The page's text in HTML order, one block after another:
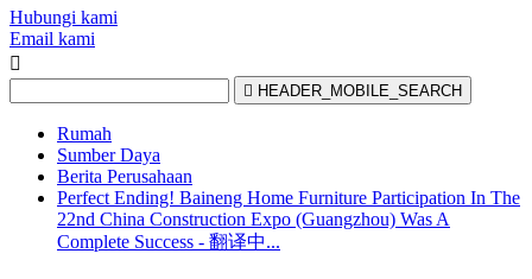
Hubungi kami
Email kami

 HEADER_MOBILE_SEARCH
Rumah
Sumber Daya
Berita Perusahaan
Perfect Ending! Baineng Home Furniture Participation In The
22nd China Construction Expo (Guangzhou) Was A
Complete Success - 翻译中...